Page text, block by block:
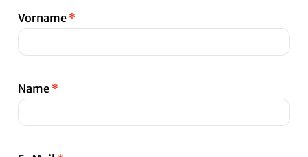
Vorname *
Name *